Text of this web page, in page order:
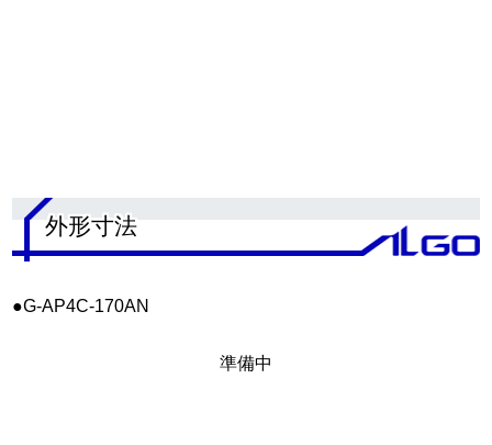
外形寸法
●G-AP4C-170AN
準備中